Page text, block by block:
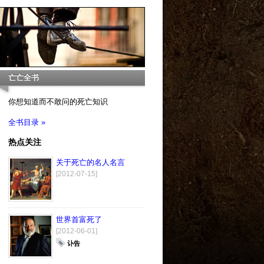
亡亡全书
你想知道而不敢问的死亡知识
全书目录 »
热点关注
关于死亡的名人名言
[2012-07-15]
世界首富死了
[2012-06-01]
讣告